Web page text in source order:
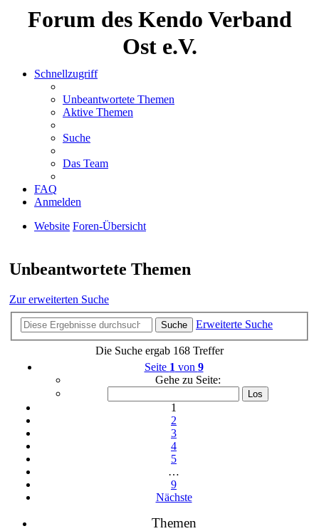
Forum des Kendo Verband
Ost e.V.
Schnellzugriff
Unbeantwortete Themen
Aktive Themen
Suche
Das Team
FAQ
Anmelden
Website Foren-Übersicht
Unbeantwortete Themen
Zur erweiterten Suche
Suche Erweiterte Suche
Die Suche ergab 168 Treffer
Seite 1 von 9
Gehe zu Seite:
1
2
3
4
5
…
9
Nächste
Themen